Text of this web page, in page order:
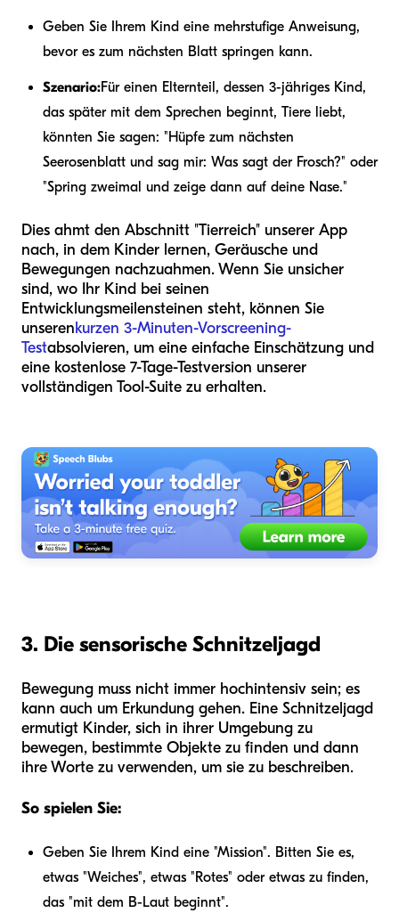
Geben Sie Ihrem Kind eine mehrstufige Anweisung,
bevor es zum nächsten Blatt springen kann.
Szenario:Für einen Elternteil, dessen 3-jähriges Kind,
das später mit dem Sprechen beginnt, Tiere liebt,
könnten Sie sagen: "Hüpfe zum nächsten
Seerosenblatt und sag mir: Was sagt der Frosch?" oder
"Spring zweimal und zeige dann auf deine Nase."
Dies ahmt den Abschnitt "Tierreich" unserer App
nach, in dem Kinder lernen, Geräusche und
Bewegungen nachzuahmen. Wenn Sie unsicher
sind, wo Ihr Kind bei seinen
Entwicklungsmeilensteinen steht, können Sie
unserenkurzen 3-Minuten-Vorscreening-
Testabsolvieren, um eine einfache Einschätzung und
eine kostenlose 7-Tage-Testversion unserer
vollständigen Tool-Suite zu erhalten.
3. Die sensorische Schnitzeljagd
Bewegung muss nicht immer hochintensiv sein; es
kann auch um Erkundung gehen. Eine Schnitzeljagd
ermutigt Kinder, sich in ihrer Umgebung zu
bewegen, bestimmte Objekte zu finden und dann
ihre Worte zu verwenden, um sie zu beschreiben.
So spielen Sie:
Geben Sie Ihrem Kind eine "Mission". Bitten Sie es,
etwas "Weiches", etwas "Rotes" oder etwas zu finden,
das "mit dem B-Laut beginnt".